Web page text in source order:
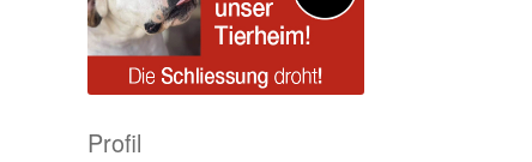
Profil